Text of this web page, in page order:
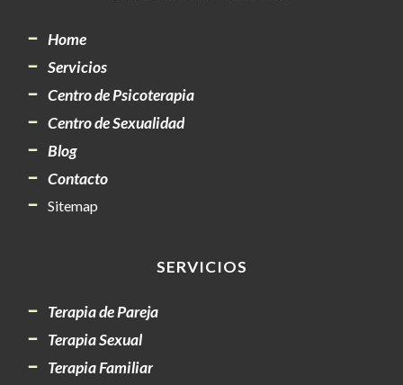
Home
Servicios
Centro de Psicoterapia
Centro de Sexualidad
Blog
Contacto
Sitemap
SERVICIOS
Terapia de Pareja
Terapia Sexual
Terapia Familiar